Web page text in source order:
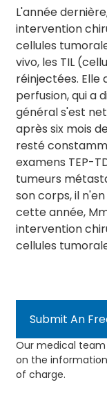
L'année
intervention
cellules
vivo, les TIL
réinjectées. Elle
perfusion, qui a
général s'est
après six mois
resté
examens TEP-
tumeurs
son corps, il
cette année,
intervention
cellules
Submit An
Our medical
on the
of charge.